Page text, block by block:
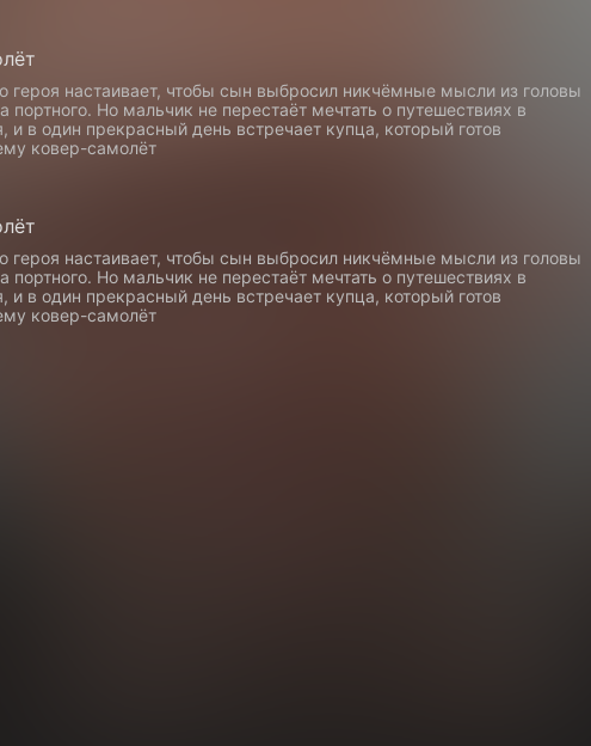
героя настаивает, чтобы сын выбросил никчёмные мысли из головы
портного. Но мальчик не перестаёт мечтать о путешествиях в
и в один прекрасный день встречает купца, который готов
ковер-самолёт
героя настаивает, чтобы сын выбросил никчёмные мысли из головы
портного. Но мальчик не перестаёт мечтать о путешествиях в
и в один прекрасный день встречает купца, который готов
ковер-самолёт